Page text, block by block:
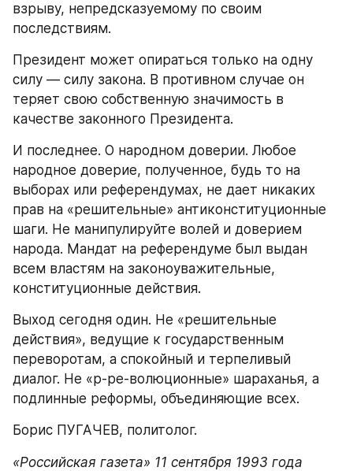
взрыву, непредсказуемому по своим
последствиям.
Президент может опираться только на одну
силу — силу закона. В противном случае он
теряет свою собственную значимость в
качестве законного Президента.
И последнее. О народном доверии. Любое
народное доверие, полученное, будь то на
выборах или референдумах, не дает никаких
прав на «решительные» антиконституционные
шаги. Не манипулируйте волей и доверием
народа. Мандат на референдуме был выдан
всем властям на законоуважительные,
конституционные действия.
Выход сегодня один. Не «решительные
действия», ведущие к государственным
переворотам, а спокойный и терпеливый
диалог. Не «р-ре-волюционные» шараханья, а
подлинные реформы, объединяющие всех.
Борис ПУГАЧЕВ, политолог.
«Российская газета» 11 сентября 1993 года